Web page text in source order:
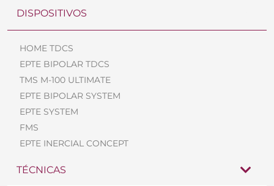
DISPOSITIVOS
HOME TDCS
EPTE BIPOLAR TDCS
TMS M-100 ULTIMATE
EPTE BIPOLAR SYSTEM
EPTE SYSTEM
FMS
EPTE INERCIAL CONCEPT
TÉCNICAS